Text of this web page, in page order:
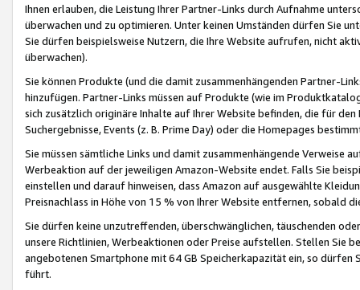
Ihnen erlauben, die Leistung Ihrer Partner-Links durch Aufnahme
überwachen und zu optimieren. Unter keinen Umständen dürfen Sie
Sie dürfen beispielsweise Nutzern, die Ihre Website aufrufen, nicht
überwachen).
Sie können Produkte (und die damit zusammenhängenden Partner-
hinzufügen. Partner-Links müssen auf Produkte (wie im
sich zusätzlich originäre Inhalte auf Ihrer Website befinden, die für
Suchergebnisse, Events (z. B. Prime Day) oder die Homepages
Sie müssen sämtliche Links und damit zusammenhängende
Werbeaktion auf der jeweiligen Amazon-Website endet. Falls Sie
einstellen und darauf hinweisen, dass Amazon auf ausgewählte
Preisnachlass in Höhe von 15 % von Ihrer Website entfernen, sobald
Sie dürfen keine unzutreffenden, überschwänglichen, täuschenden
unsere Richtlinien, Werbeaktionen oder Preise aufstellen. Stellen Sie
angebotenen Smartphone mit 64 GB Speicherkapazität ein, so dürfen
führt.